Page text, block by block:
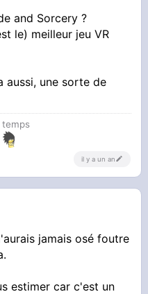
and Sorcery ?
le) meilleur jeu VR
aussi, une sorte de
temps
il y a un an
jamais osé foutre
estimer car c'est un